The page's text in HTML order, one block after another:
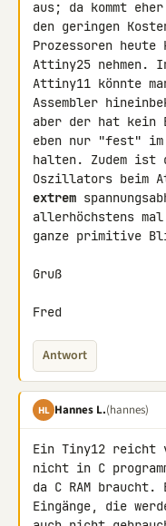
aus; da kommt
den geringen
Prozessoren
Attiny25 nehmen.
Attiny11 könnte
Assembler
aber der hat kein
eben nur "fest" im
halten. Zudem ist
extrem
allerhöchstens
ganze primitive
Gruß
Fred
Antwort
HL Hannes L.(hannes)
Ein Tiny12
nicht in C
da C RAM
Eingänge, die